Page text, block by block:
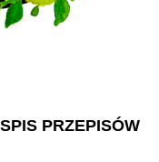
SPIS PRZEPISÓW